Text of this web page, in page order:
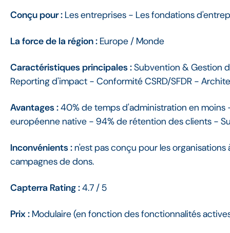
Conçu pour : Les entreprises - Les fondations
La force de la région : Europe / Monde
Caractéristiques principales :Subvention & Gestion
Reporting d'impact - Conformité CSRD/SFDR -
Avantages :40% de temps d'administration en
européenne native - 94% de rétention des clients -
Inconvénients :n'est pas conçu pour les
campagnes de dons.
Capterra Rating :4.7 / 5
Prix : Modulaire (en fonction des fonctionnalités